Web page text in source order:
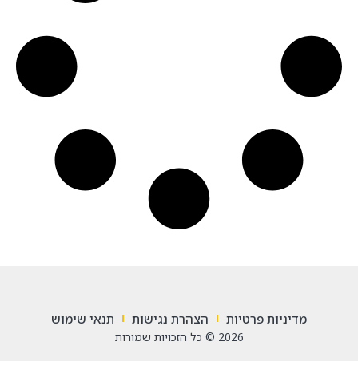
מדיניות פרטיות הצהרת נגישות תנאי שימוש
2026 © כל הזכויות שמורות